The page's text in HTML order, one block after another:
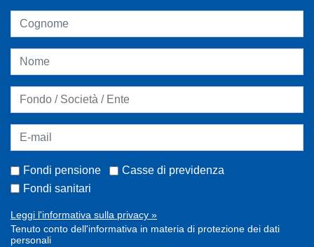
Fondi pensione
Casse di previdenza
Fondi sanitari
Leggi l'informativa sulla privacy »
Tenuto conto dell'informativa in materia di protezione dei dati
personali